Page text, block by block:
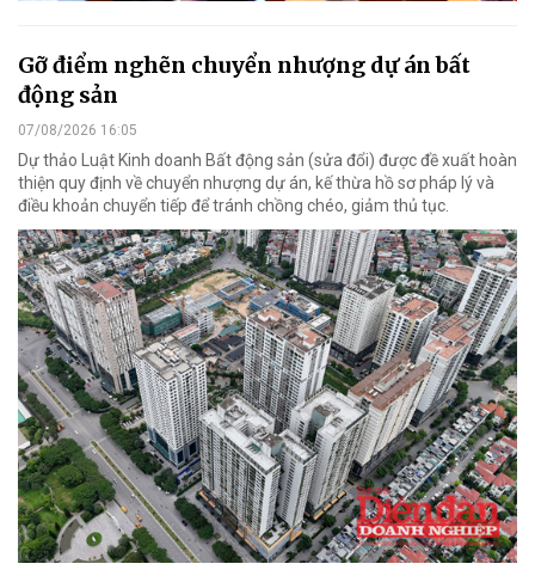
Gỡ điểm nghẽn chuyển nhượng dự án bất
động sản
07/08/2026 16:05
Dự thảo Luật Kinh doanh Bất động sản (sửa đổi) được đề xuất hoàn
thiện quy định về chuyển nhượng dự án, kế thừa hồ sơ pháp lý và
điều khoản chuyển tiếp để tránh chồng chéo, giảm thủ tục.